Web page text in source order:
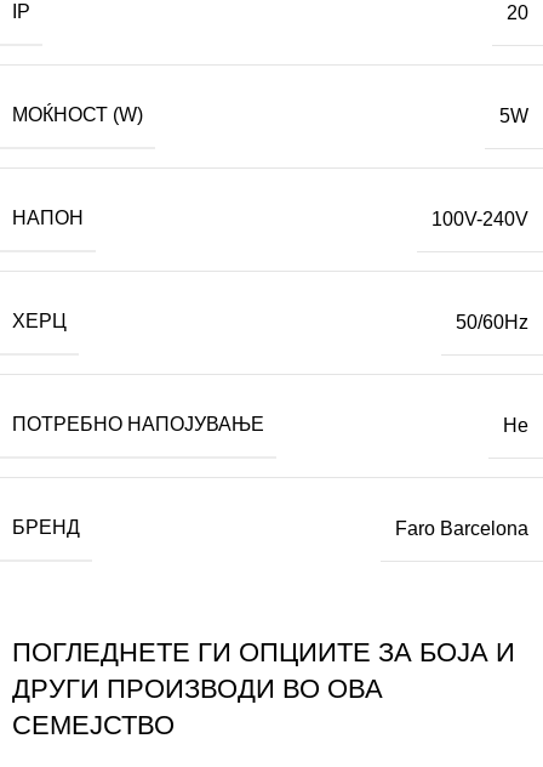
IP 20
МОЌНОСТ (W) 5W
НАПОН 100V-240V
ХЕРЦ 50/60Hz
ПОТРЕБНО НАПОЈУВАЊЕ Не
БРЕНД Faro Barcelona
ПОГЛЕДНЕТЕ ГИ ОПЦИИТЕ ЗА БОЈА И
ДРУГИ ПРОИЗВОДИ ВО ОВА
СЕМЕЈСТВО